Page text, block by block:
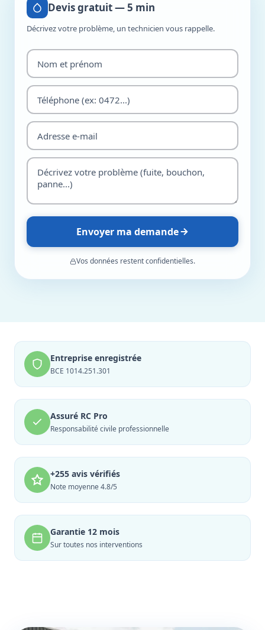
Devis gratuit — 5 min
Décrivez votre problème, un technicien vous rappelle.
Envoyer ma demande
Vos données restent confidentielles.
Entreprise enregistrée
BCE 1014.251.301
Assuré RC Pro
Responsabilité civile professionnelle
+255 avis vérifiés
Note moyenne 4.8/5
Garantie 12 mois
Sur toutes nos interventions